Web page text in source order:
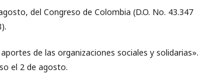
del Congreso de Colombia (D.O. No. 43.347
aportes de las organizaciones sociales y solidarias».
el 2 de agosto.